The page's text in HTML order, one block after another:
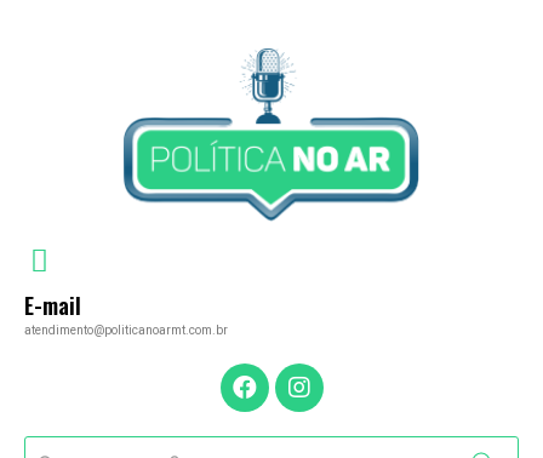
E-mail
atendimento@politicanoarmt.com.br